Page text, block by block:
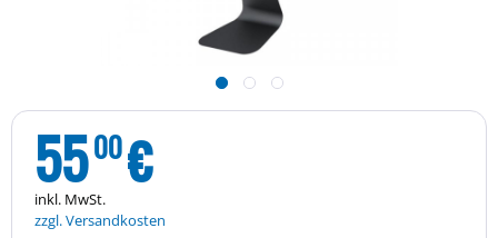
5500€
inkl. MwSt.
zzgl. Versandkosten